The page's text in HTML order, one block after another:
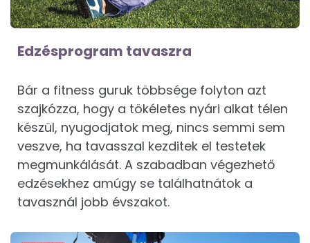
Edzésprogram tavaszra
Bár a fitness guruk többsége folyton azt
szajkózza, hogy a tökéletes nyári alkat télen
készül, nyugodjatok meg, nincs semmi sem
veszve, ha tavasszal kezditek el testetek
megmunkálását. A szabadban végezhető
edzésekhez amúgy se találhatnátok a
tavasznál jobb évszakot.